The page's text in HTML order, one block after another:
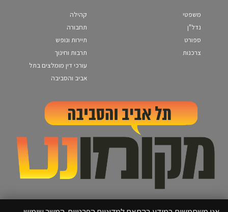
משפטי
נדל"ן
ספורט
צרכנות
קהילה
תחבורה
תיירות ונופש
תרבות וחינוך
עורכי דין מומלצים בתל
אביב והסביבה